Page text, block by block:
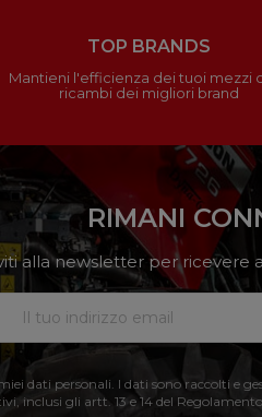
TOP BRANDS
Mantieni l'efficienza dei tuoi mezzi
ricambi dei migliori brand
RIMANI
alla newsletter per
dati personali. I dati sono raccolti e
inclusi gli artt. 13 e 14 del